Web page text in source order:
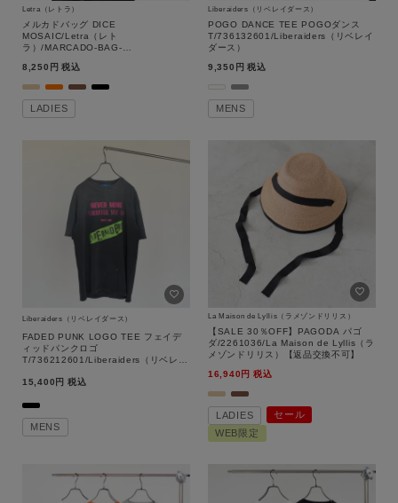
Letra（レトラ）
メルカドバッグ DICE
MOSAIC/Letra（レト
ラ）/MARCADO-BAG-
8,250
税込
LADIES
Liberaiders（リベレイダース）
POGO DANCE TEE POGOダンス
T/736132601/Liberaiders（リベレイ
ダース）
9,350
税込
MENS
Liberaiders（リベレイダース）
FADED PUNK LOGO TEE フェイデ
ィッドパンクロゴ
T/736212601/Liberaiders（リベレイ
15,400
税込
MENS
La Maison de Lyllis（ラメゾンドリリス）
【SALE 30％OFF】PAGODA パゴ
ダ/2261036/La Maison de Lyllis（ラ
メゾンドリリス）【返品交換不可】
16,940
税込
LADIES
セール
WEB限定